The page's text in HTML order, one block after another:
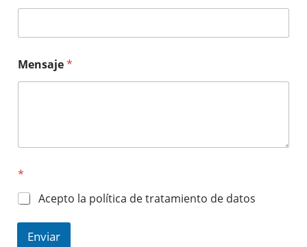
Mensaje*
*
Acepto la política de tratamiento de datos
Enviar